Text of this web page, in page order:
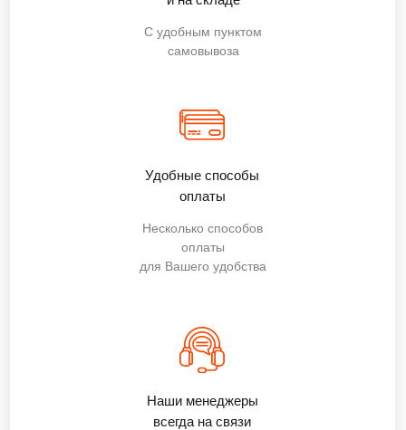
Удобные способы
оплаты
Наши менеджеры
всегда на связи
С удобным пунктом
самовывоза
Несколько способов
оплаты
для Вашего удобства